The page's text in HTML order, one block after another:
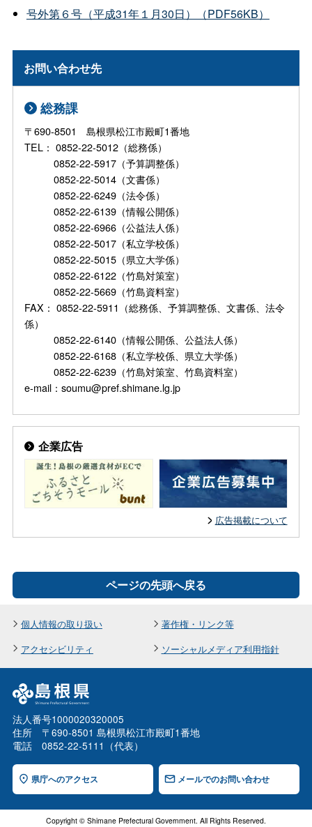
号外第６号（平成31年１月30日）（PDF56KB）
お問い合わせ先
総務課
〒690-8501 島根県松江市殿町1番地
TEL： 0852-22-5012（総務係）
0852-22-5917（予算調整係）
0852-22-5014（文書係）
0852-22-6249（法令係）
0852-22-6139（情報公開係）
0852-22-6966（公益法人係）
0852-22-5017（私立学校係）
0852-22-5015（県立大学係）
0852-22-6122（竹島対策室）
0852-22-5669（竹島資料室）
FAX： 0852-22-5911（総務係、予算調整係、文書係、法令
係）
0852-22-6140（情報公開係、公益法人係）
0852-22-6168（私立学校係、県立大学係）
0852-22-6239（竹島対策室、竹島資料室）
e-mail：soumu@pref.shimane.lg.jp
企業広告
広告掲載について
ページの先頭へ戻る
個人情報の取り扱い
著作権・リンク等
アクセシビリティ
ソーシャルメディア利用指針
法人番号1000020320005
住所 〒690-8501 島根県松江市殿町1番地
電話 0852-22-5111（代表）
県庁へのアクセス メールでのお問い合わせ
Copyright © Shimane Prefectural Government. All Rights Reserved.